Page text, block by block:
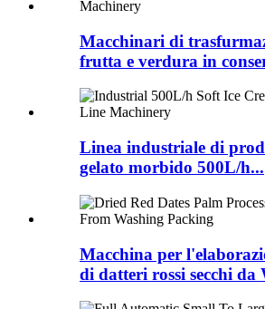
Macchinari di
frutta e verdura in
Linea industriale di
gelato morbido 500L/h...
Macchina per
di datteri rossi secchi da